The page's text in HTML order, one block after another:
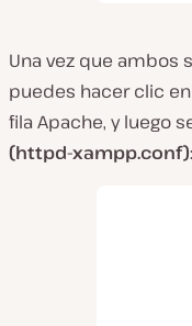
Una vez que ambos
puedes hacer clic
fila Apache, y luego
(httpd-xampp.conf):